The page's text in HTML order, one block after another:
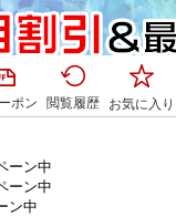
ポン 閲覧履歴 お気に入り
ーン中
ーン中
ン中